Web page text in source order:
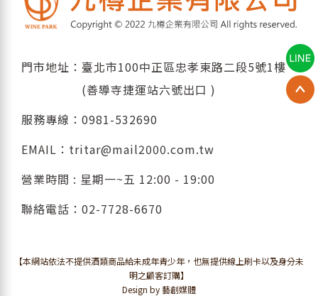
門市地址：臺北市100中正區忠孝東路二段5號1樓
(善導寺捷運站六號出口 )
服務專線： 0981-532690
EMAIL： tritar@mail2000.com.tw
營業時間 : 星期一~五 12:00 - 19:00
聯絡電話： 02-7728-6670
【本網站依法不提供酒類商品給未成年青少年，也無提供線上刷卡以及身分未
明之顧客訂購】
Design by 藝創媒體